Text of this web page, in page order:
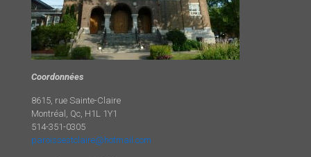
Coordonnées
8615, rue Sainte-Claire
Montréal, Qc, H1L 1Y1
514-351-0305
paroissestclaire@hotmail.com